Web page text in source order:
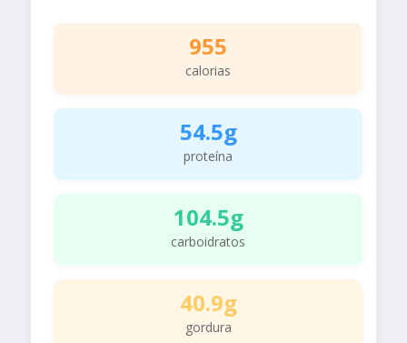
955
calorias
54.5g
proteína
104.5g
carboidratos
40.9g
gordura